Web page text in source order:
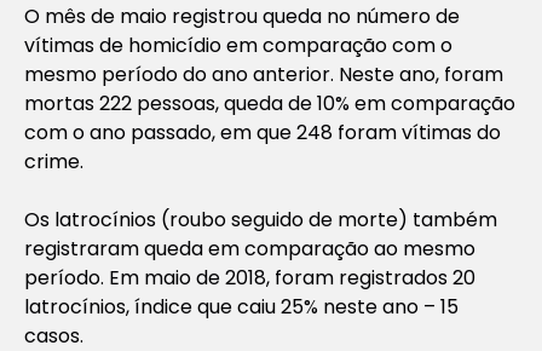
O mês de maio registrou queda no número de
vítimas de homicídio em comparação com o
mesmo período do ano anterior. Neste ano, foram
mortas 222 pessoas, queda de 10% em comparação
com o ano passado, em que 248 foram vítimas do
crime.
Os latrocínios (roubo seguido de morte) também
registraram queda em comparação ao mesmo
período. Em maio de 2018, foram registrados 20
latrocínios, índice que caiu 25% neste ano – 15
casos.